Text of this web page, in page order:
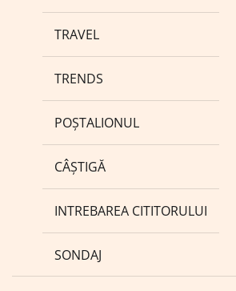
TRAVEL
TRENDS
POȘTALIONUL
CÂȘTIGĂ
INTREBAREA CITITORULUI
SONDAJ